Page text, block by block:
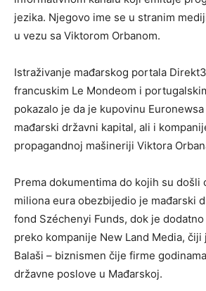
jezika. Njegovo ime se u stranim
u vezu sa Viktorom Orbanom.
Istraživanje mađarskog portala
francuskim Le Mondeom i
pokazalo je da je kupovinu
mađarski državni kapital, ali i
propagandnoj mašineriji Viktora
Prema dokumentima do kojih su došli
miliona eura obezbijedio je mađarski
fond Széchenyi Funds, dok je
preko kompanije New Land Media,
Balaši – biznismen čije firme
državne poslove u Mađarskoj.